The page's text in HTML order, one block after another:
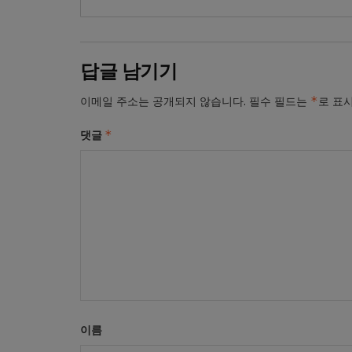
답글 남기기
이메일 주소는 공개되지 않습니다. 필수 필드는 *로 표
댓글 *
이름